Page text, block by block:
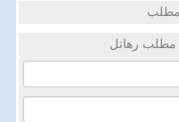
مطلب
مطلب رهاتل